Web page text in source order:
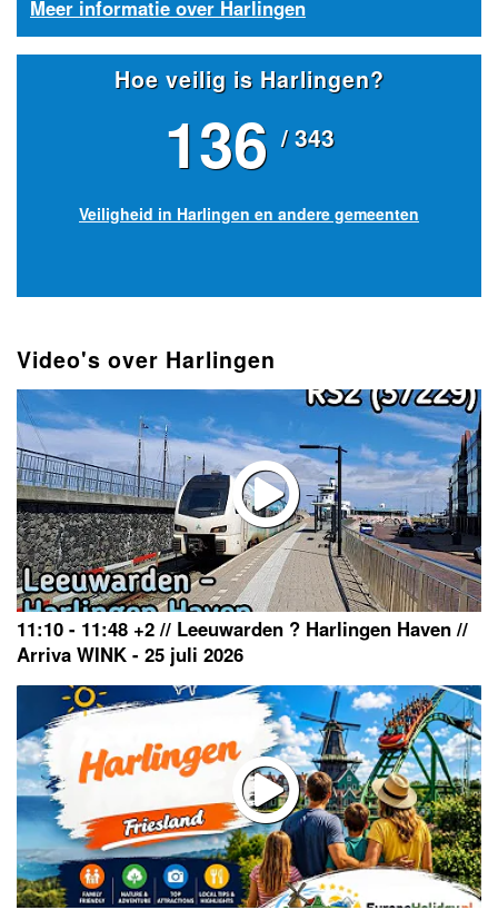
Meer informatie over Harlingen
Hoe veilig is Harlingen?
136 / 343
Veiligheid in Harlingen en andere gemeenten
Video's over Harlingen
11:10 - 11:48 +2 // Leeuwarden ? Harlingen Haven //
Arriva WINK - 25 juli 2026